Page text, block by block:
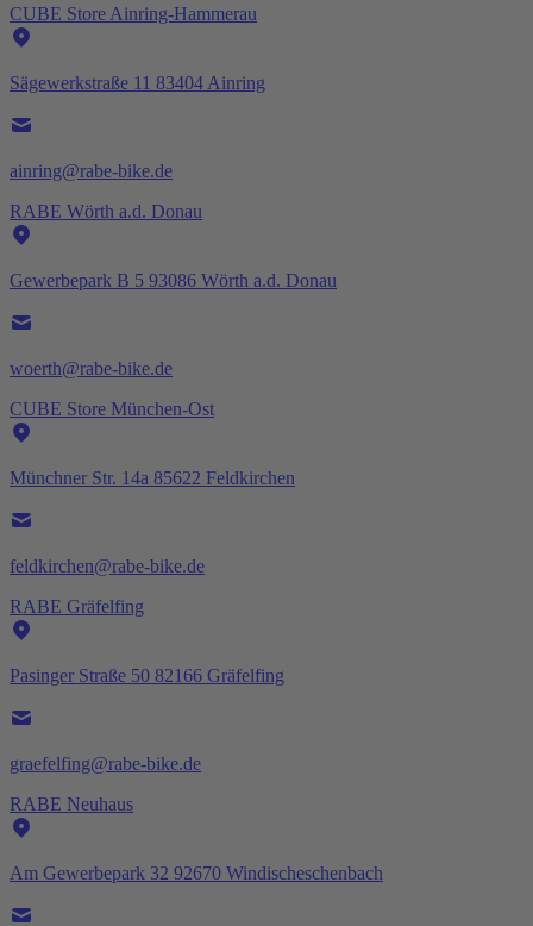
CUBE Store Ainring-Hammerau
Sägewerkstraße 11 83404 Ainring
ainring@rabe-bike.de
RABE Wörth a.d. Donau
Gewerbepark B 5 93086 Wörth a.d. Donau
woerth@rabe-bike.de
CUBE Store München-Ost
Münchner Str. 14a 85622 Feldkirchen
feldkirchen@rabe-bike.de
RABE Gräfelfing
Pasinger Straße 50 82166 Gräfelfing
graefelfing@rabe-bike.de
RABE Neuhaus
Am Gewerbepark 32 92670 Windischeschenbach